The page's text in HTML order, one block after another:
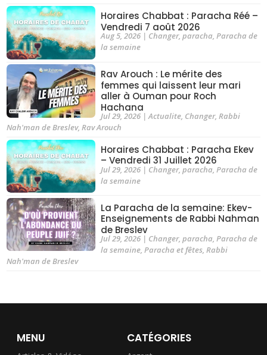
Horaires Chabbat : Paracha Réé –
Vendredi 7 août 2026
Aug 5, 2026| Changer, paracha, Paracha de
la semaine
Rav Arouch : Le mérite des
femmes qui laissent leur mari
aller à Ouman pour Roch
Hachana
Jul 29, 2026|Actualite, Changer, Rabbi
Nah'man de Breslev,Rav Arouch
Horaires Chabbat : Paracha Ekev
– Vendredi 31 Juillet 2026
Jul 29, 2026| Changer, paracha, Paracha de
la semaine
La Paracha de la semaine: Ekev-
Enseignements de Rabbi Nahman
de Breslev
Jul 29, 2026| Changer, paracha, Paracha de
la semaine, Paracha et fêtes, Rabbi
Nah'man de Breslev
MENU CATÉGORIES